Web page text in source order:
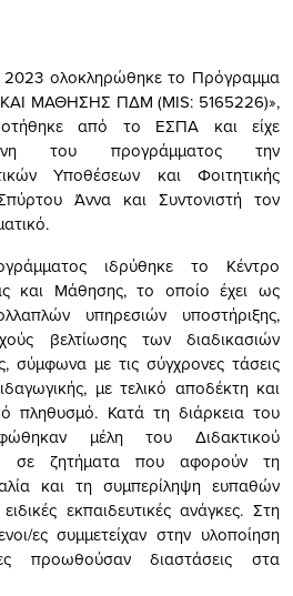
2023 ολοκληρώθηκε το Πρόγραμμα
ΜΑΘΗΣΗΣ ΠΔΜ (MIS: 5165226)»,
από το ΕΣΠΑ και είχε
του προγράμματος την
Υποθέσεων και Φοιτητικής
Άννα και Συντονιστή τον
ιδρύθηκε το Κέντρο
και Μάθησης, το οποίο έχει ως
υπηρεσιών υποστήριξης,
βελτίωσης των διαδικασιών
σύμφωνα με τις σύγχρονες τάσεις
με τελικό αποδέκτη και
πληθυσμό. Κατά τη διάρκεια του
μέλη του Διδακτικού
ζητήματα που αφορούν τη
και τη συμπερίληψη ευπαθών
εκπαιδευτικές ανάγκες. Στη
ες συμμετείχαν στην υλοποίηση
προωθούσαν διαστάσεις στα